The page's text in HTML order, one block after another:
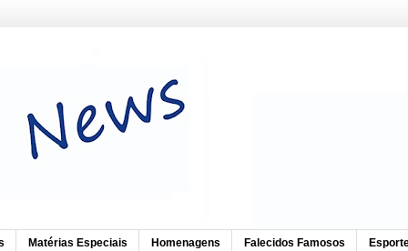
Matérias Especiais Homenagens Falecidos Famosos